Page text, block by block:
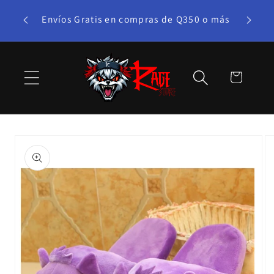
directamente
bono! Envíos Gratis en compras de Q350 o más
Carrito
a la
información
del producto